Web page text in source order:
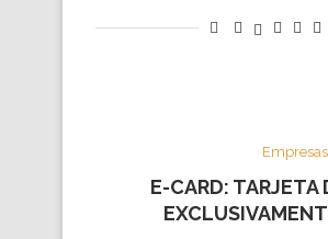
Empresas
E-CARD: TARJETA